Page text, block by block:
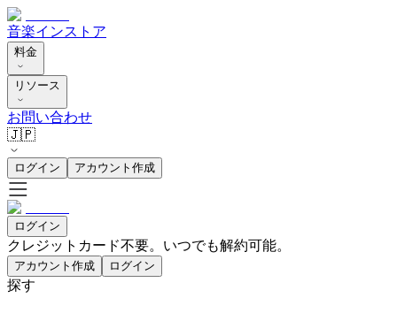
音楽インストア
料金
リソース
お問い合わせ
🇯🇵
ログイン アカウント作成
ログイン
クレジットカード不要。いつでも解約可能。
アカウント作成 ログイン
探す